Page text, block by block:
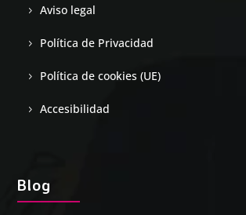
Aviso legal
Política de Privacidad
Política de cookies (UE)
Accesibilidad
Blog